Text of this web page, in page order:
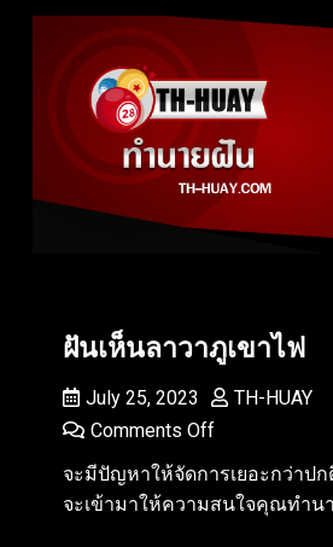
ฝันเห็นลาวาภูเขาไฟ
July 25, 2023
TH-HUAY
Comments Off
จะมีปัญหาให้จัดการเยอะกว่าป
จะเข้ามาให้ความสนใจคุณทำน